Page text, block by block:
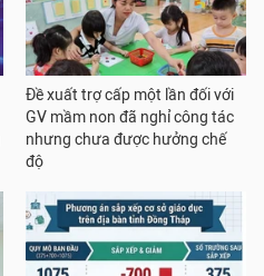
Đề xuất trợ cấp một lần đối với
GV mầm non đã nghỉ công tác
nhưng chưa được hưởng chế
độ